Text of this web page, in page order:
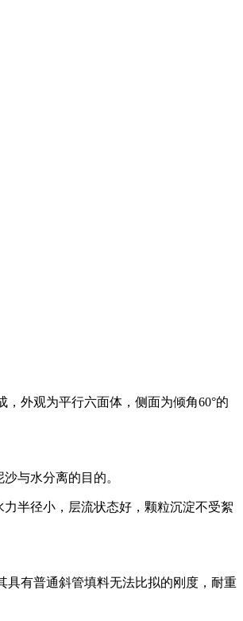
，外观为平行六面体，侧面为倾角60°的
与水分离的目的。
半径小，层流状态好，颗粒沉淀不受絮
具有普通斜管填料无法比拟的刚度，耐重